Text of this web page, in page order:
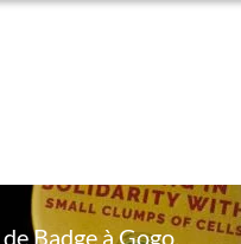
Badge à Gogo,